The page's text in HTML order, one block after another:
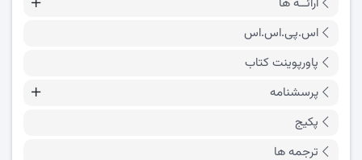
اس.پی.اس.اس
پاورپوینت کتاب
پرسشنامه
پکیج
ترجمه ها